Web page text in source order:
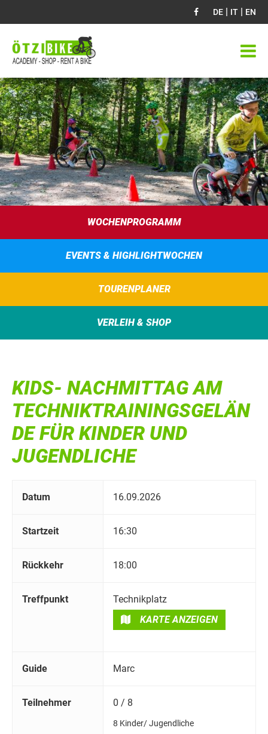
DE | IT | EN
WOCHENPROGRAMM
EVENTS & HIGHLIGHTWOCHEN
TOURENPLANER
VERLEIH & SHOP
KIDS- NACHMITTAG AM
TECHNIKTRAININGSGELÄN
DE FÜR KINDER UND
JUGENDLICHE
Datum 16.09.2026
Startzeit 16:30
Rückkehr 18:00
Treffpunkt
Technikplatz
KARTE ANZEIGEN
Guide Marc
Teilnehmer 0 / 8
8 Kinder/ Jugendliche